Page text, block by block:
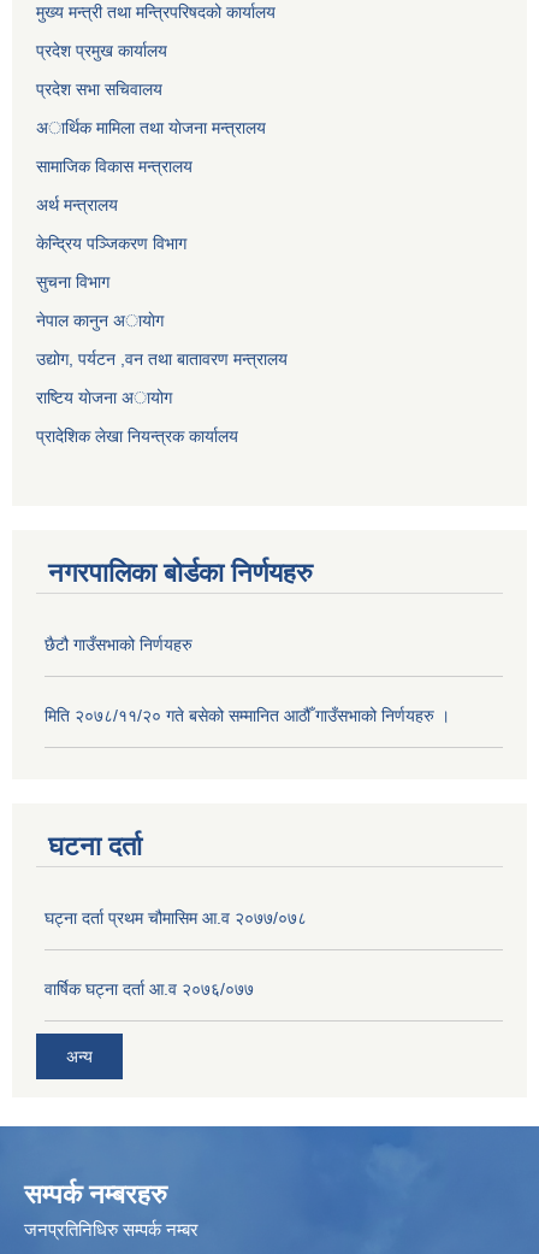
मुख्य मन्त्री तथा मन्त्रिपरिषदको कार्यालय
प्रदेश प्रमुख कार्यालय
प्रदेश सभा सचिवालय
अार्थिक मामिला तथा याेजना मन्त्रालय
सामाजिक विकास मन्त्रालय
अर्थ मन्त्रालय
केन्द्रिय पञ्जिकरण विभाग
सुचना विभाग
नेपाल कानुन अायाेग
उद्योग, पर्यटन ,वन तथा बातावरण मन्त्रालय
राष्टिय याेजना अायोग
प्रादेशिक लेखा नियन्त्रक कार्यालय
नगरपालिका बोर्डका निर्णयहरु
छैटौ गाउँसभाको निर्णयहरु
मिति २०७८/११/२० गते बसेको सम्मानित आठौँ गाउँसभाको निर्णयहरु ।
घटना दर्ता
घट्ना दर्ता प्रथम चौमासिम आ.व २०७७/०७८
वार्षिक घट्ना दर्ता आ.व २०७६/०७७
अन्य
सम्पर्क नम्बरहरु
जनप्रतिनिधिरु सम्पर्क नम्बर